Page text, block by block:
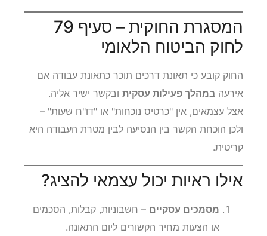
מול הביטוח הלאומי ובמסלול הפלת"ד?
החוק קובע כי תאונת דרכים תוכר כתאונת עבודה אם
אירעהבמהלך פעילות עסקיתובקשר ישיר אליה.
אצל עצמאים, אין "כרטיס נוכחות" או "דו"ח שעות" –
ולכן הוכחת הקשר בין הנסיעה לבין מטרת העבודה היא
קריטית.
אילו ראיות יכול עצמאי להציג?
מסמכים עסקיים– חשבוניות, קבלות, הסכמים